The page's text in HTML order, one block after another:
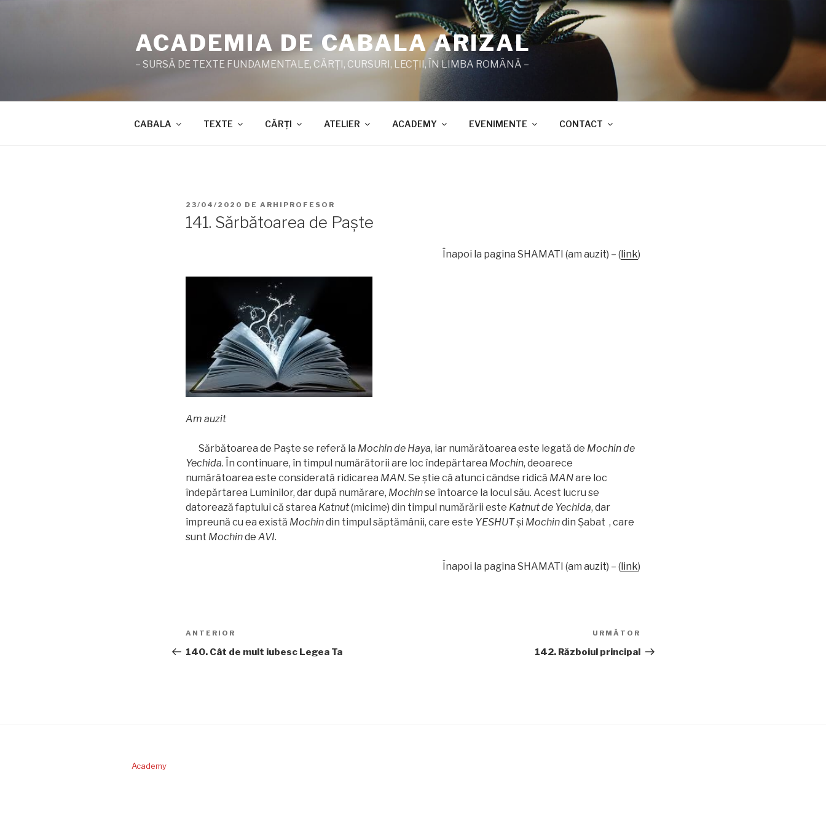
ACADEMIA DE CABALA ARIZAL
– SURSĂ DE TEXTE FUNDAMENTALE, CĂRŢI, CURSURI, LECŢII, ÎN LIMBA ROMÂNĂ –
CABALA TEXTE CĂRŢI ATELIER ACADEMY EVENIMENTE CONTACT
PUBLICAT
23/04/2020 DE ARHIPROFESOR
141. Sărbătoarea de Paşte
Înapoi la pagina SHAMATI (am auzit) – ( link)
Am auzit
Sărbătoarea de Paşte se referă la Mochin de Haya, iar numărătoarea este legată de Mochin de
Yechida. În continuare, în timpul numărătorii are loc îndepărtarea Mochin, deoarece
numărătoarea este considerată ridicarea MAN. Se ştie că atunci cândse ridică MANare loc
îndepărtarea Luminilor, dar după numărare, Mochinse întoarce la locul său. Acest lucru se
datorează faptului că starea Katnut(micime) din timpul numărării este Katnut de Yechida, dar
împreună cu ea există Mochindin timpul săptămânii, care este YESHUTşi Mochindin Șabat , care
sunt Mochinde AVI.
Înapoi la pagina SHAMATI (am auzit) – ( link)
Navigare
în
Articolul
anterior
ANTERIOR
140. Cât de mult iubesc Legea Ta
următor
URMĂTOR
142. Războiul principal
Academy